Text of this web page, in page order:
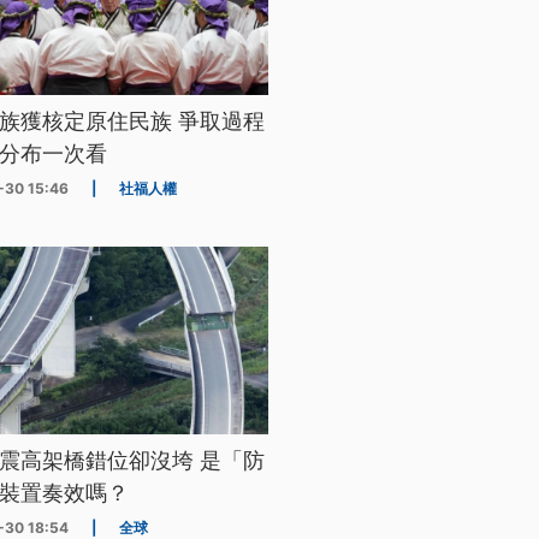
獲核定原住民族 爭取過程
布一次看
15:46 社福人權
高架橋錯位卻沒垮 是「防
置奏效嗎？
18:54 全球